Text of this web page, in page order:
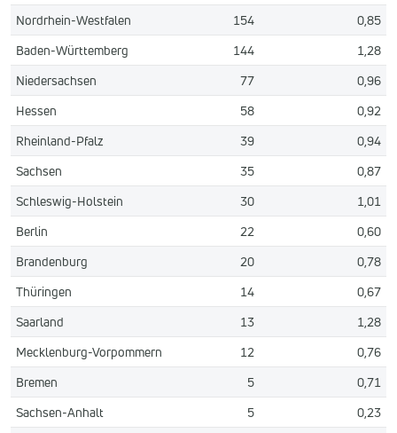
Nordrhein-Westfalen
154
0,85
Baden-Württemberg
144
1,28
Niedersachsen
77
0,96
Hessen
58
0,92
Rheinland-Pfalz
39
0,94
Sachsen
35
0,87
Schleswig-Holstein
30
1,01
Berlin
22
0,60
Brandenburg
20
0,78
Thüringen
14
0,67
Saarland
13
1,28
Mecklenburg-Vorpommern
12
0,76
Bremen
5
0,71
Sachsen-Anhalt
5
0,23